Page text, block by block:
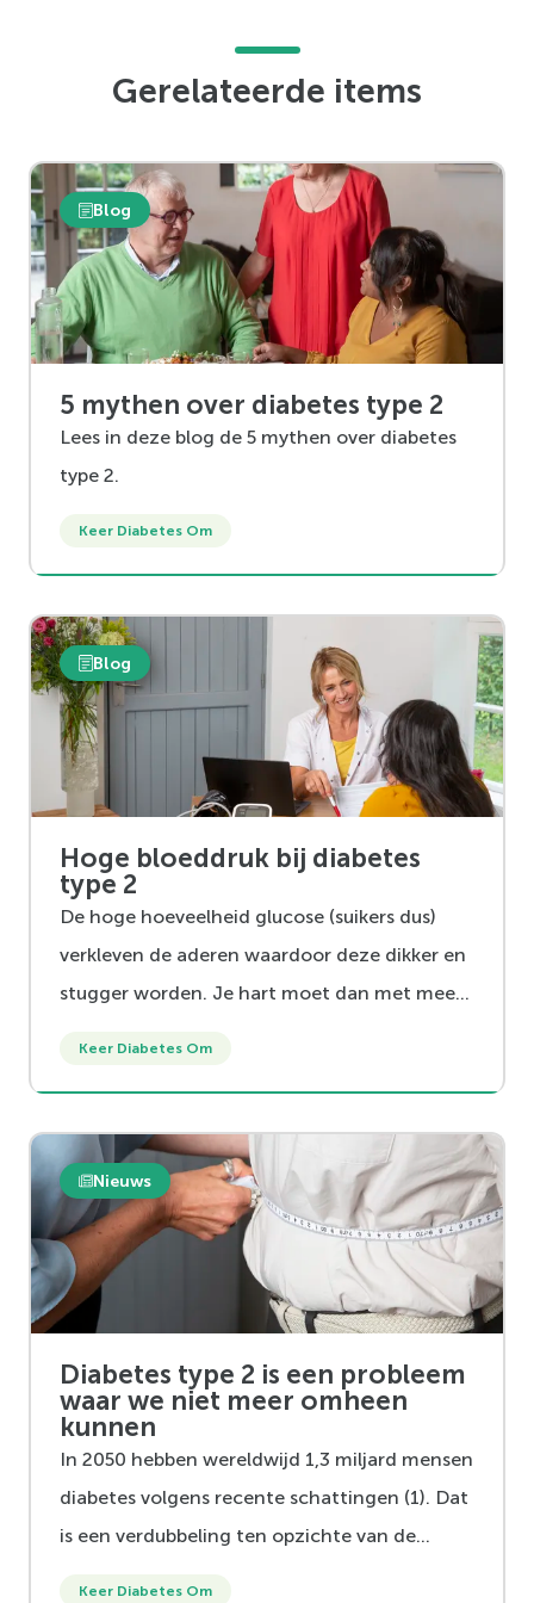
Gerelateerde items
Blog
5 mythen over diabetes type 2
Lees in deze blog de 5 mythen over diabetes
type 2.
Keer Diabetes Om
Blog
Hoge bloeddruk bij diabetes
type 2
De hoge hoeveelheid glucose (suikers dus)
verkleven de aderen waardoor deze dikker en
stugger worden. Je hart moet dan met meer
stijging van de bloeddruk.
Keer Diabetes Om
Nieuws
Diabetes type 2 is een probleem
waar we niet meer omheen
kunnen
In 2050 hebben wereldwijd 1,3 miljard mensen
diabetes volgens recente schattingen (1). Dat
is een verdubbeling ten opzichte van de
Keer Diabetes Om